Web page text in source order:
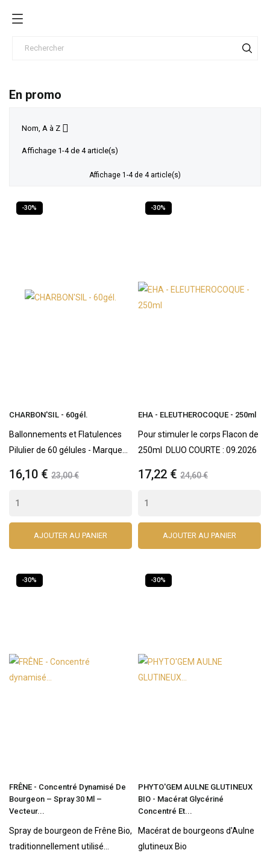
En promo
Nom, A à Z 
Affichage 1-4 de 4 article(s)
Affichage 1-4 de 4 article(s)
CHARBON'SIL - 60gél.
Ballonnements et Flatulences
Pilulier de 60 gélules - Marque...
16,10 € 23,00 €
AJOUTER AU PANIER
-30%
EHA - ELEUTHEROCOQUE - 250ml
Pour stimuler le corps Flacon de
250ml DLUO COURTE : 09.2026
17,22 € 24,60 €
AJOUTER AU PANIER
-30%
FRÊNE - Concentré Dynamisé De
Bourgeon – Spray 30 Ml –
Vecteur...
Spray de bourgeon de Frêne Bio,
traditionnellement utilisé...
-30%
PHYTO'GEM AULNE GLUTINEUX
BIO - Macérat Glycériné
Concentré Et...
Macérat de bourgeons d'Aulne
glutineux Bio
-30%